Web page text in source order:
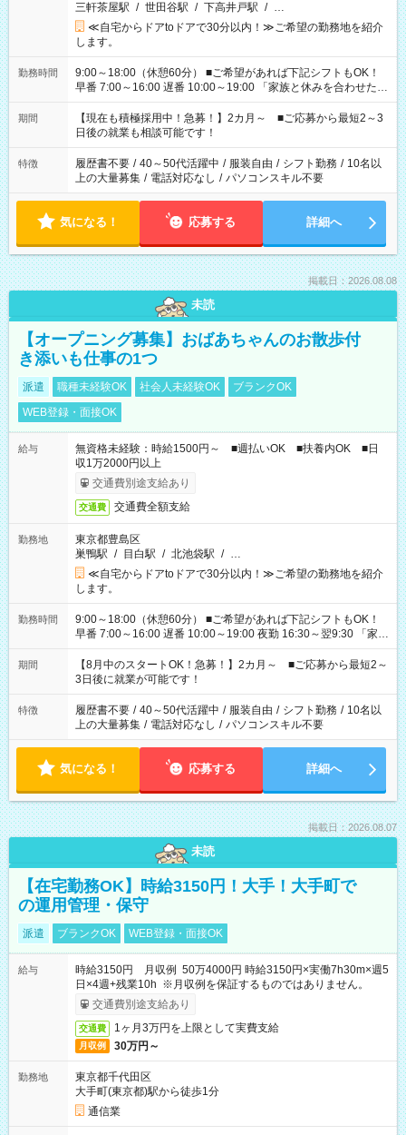
三軒茶屋駅 / 世田谷駅 / 下高井戸駅 / …
≪自宅からドアtoドアで30分以内！≫ご希望の勤務地を紹介
します。
勤務時間
9:00～18:00（休憩60分） ■ご希望があれば下記シフトもOK！
早番 7:00～16:00 遅番 10:00～19:00 「家族と休みを合わせた
い」 「余裕を持って夕飯の準備がしたい」 「できれば残業はし
たくない」 など、ご希望を教えてくださいね。 ※Wワーク希望
の方へ 今ご覧のお仕事で希望する勤務時間と、もう1つのお仕事
の勤務時間。 合計で週40時間を超える場合は応募できません。
期間
【現在も積極採用中！急募！】2カ月～ ■ご応募から最短2～3
日後の就業も相談可能です！
特徴 履歴書不要 / 40～50代活躍中 / 服装自由 / シフト勤務 / 10名以
上の大量募集 / 電話対応なし / パソコンスキル不要
気になる！ 応募する 詳細へ
掲載日：2026.08.08
未読
【オープニング募集】おばあちゃんのお散歩付
き添いも仕事の1つ
派遣 職種未経験OK 社会人未経験OK
ブランクOK
WEB登録・面接OK
給与
無資格未経験：時給1500円～ ■週払いOK ■扶養内OK ■日
収1万2000円以上
交通費別途支給あり
交通費 交通費全額支給
勤務地
東京都豊島区
巣鴨駅 / 目白駅 / 北池袋駅 / …
≪自宅からドアtoドアで30分以内！≫ご希望の勤務地を紹介
します。
勤務時間
9:00～18:00（休憩60分） ■ご希望があれば下記シフトもOK！
早番 7:00～16:00 遅番 10:00～19:00 夜勤 16:30～翌9:30 「家族
と休みを合わせたい」 「余裕を持って夕飯の準備がしたい」
「できれば残業はしたくない」 など、ご希望を教えてください
ね。 ※Wワーク希望の方へ 今ご覧のお仕事で希望する勤務時間
と、もう1つのお仕事の勤務時間。 合計で週40時間を超える場
合は応募できません。
期間
【8月中のスタートOK！急募！】2カ月～ ■ご応募から最短2～
3日後に就業が可能です！
特徴 履歴書不要 / 40～50代活躍中 / 服装自由 / シフト勤務 / 10名以
上の大量募集 / 電話対応なし / パソコンスキル不要
気になる！ 応募する 詳細へ
掲載日：2026.08.07
未読
【在宅勤務OK】時給3150円！大手！大手町で
の運用管理・保守
派遣 ブランクOK WEB登録・面接OK
給与
時給3150円 月収例 50万4000円 時給3150円×実働7h30m×週5
日×4週+残業10h ※月収例を保証するものではありません。
交通費別途支給あり
交通費 1ヶ月3万円を上限として実費支給
月収例 30万円～
勤務地
東京都千代田区
大手町(東京都)駅から徒歩1分
通信業